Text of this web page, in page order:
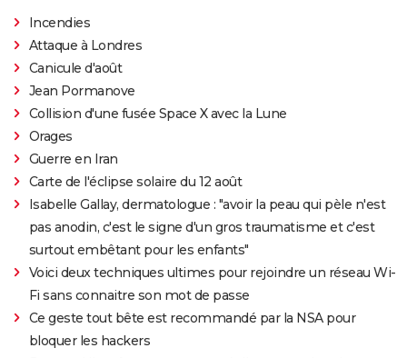
Incendies
Attaque à Londres
Canicule d'août
Jean Pormanove
Collision d'une fusée Space X avec la Lune
Orages
Guerre en Iran
Carte de l'éclipse solaire du 12 août
Isabelle Gallay, dermatologue : "avoir la peau qui pèle n'est
pas anodin, c'est le signe d'un gros traumatisme et c'est
surtout embêtant pour les enfants"
Voici deux techniques ultimes pour rejoindre un réseau Wi-
Fi sans connaitre son mot de passe
Ce geste tout bête est recommandé par la NSA pour
bloquer les hackers